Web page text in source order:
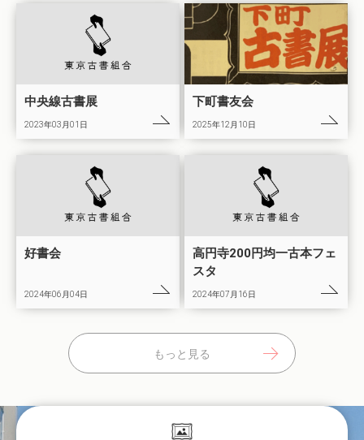
中央線古書展
2023年03月01日
下町書友会
2025年12月10日
好書会
2024年06月04日
高円寺200円均一古本フェ
スタ
2024年07月16日
もっと見る